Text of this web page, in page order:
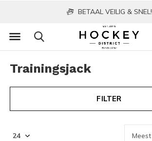
BETAAL VEILIG & SNEL!
Trainingsjack
FILTER